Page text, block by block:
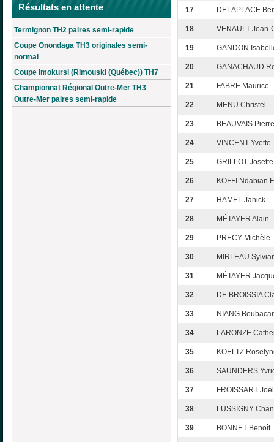
Résultats en attente
Termignon TH2 paires semi-rapide
Coupe Onondaga TH3 originales semi-
normal
Coupe Imokursi (Rimouski (Québec)) TH7
Championnat Régional Outre-Mer TH3
Outre-Mer paires semi-rapide
17 DELAPLACE
18 VENAULT Jean-
19 GANDON
20 GANACHAUD
21 FABRE Maurice
22 MENU Christel
23 BEAUVAIS
24 VINCENT Yvette
25 GRILLOT Josette
26 KOFFI Ndabian
27 HAMEL Janick
28 MÉTAYER Alain
29 PRECY Michèle
30 MIRLEAU
31 MÉTAYER
32 DE BROISSIA
33 NIANG Boubacar
34 LARONZE
35 KOELTZ
36 SAUNDERS
37 FROISSART Joël
38 LUSSIGNY
39 BONNET Benoît